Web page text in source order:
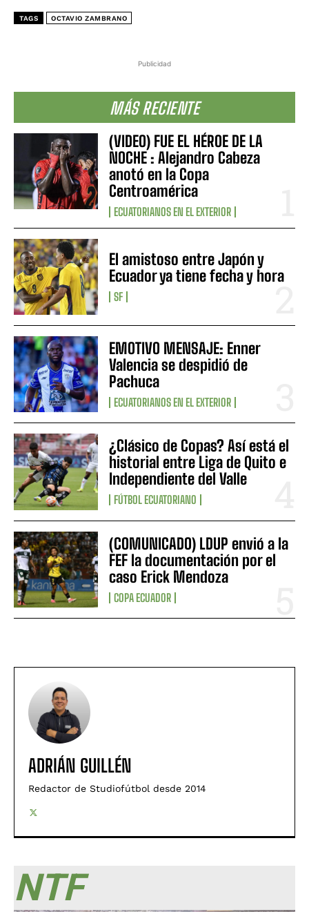
Publicidad
MÁS RECIENTE
(VIDEO) FUE EL HÉROE DE LA
NOCHE : Alejandro Cabeza
anotó en la Copa
Centroamérica
ECUATORIANOS EN EL EXTERIOR
El amistoso entre Japón y
Ecuador ya tiene fecha y hora
SF
EMOTIVO MENSAJE: Enner
Valencia se despidió de
Pachuca
ECUATORIANOS EN EL EXTERIOR
¿Clásico de Copas? Así está el
historial entre Liga de Quito e
Independiente del Valle
FÚTBOL ECUATORIANO
(COMUNICADO) LDUP envió a la
FEF la documentación por el
caso Erick Mendoza
COPA ECUADOR
TAGS OCTAVIO ZAMBRANO
ADRIÁN GUILLÉN
Redactor de Studiofútbol desde 2014
NTF